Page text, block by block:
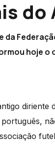
do
hoje